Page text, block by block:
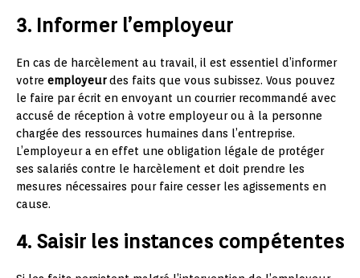
3. Informer l’employeur
En cas de harcèlement au travail, il est essentiel d’informer
votre employeurdes faits que vous subissez. Vous pouvez
le faire par écrit en envoyant un courrier recommandé avec
accusé de réception à votre employeur ou à la personne
chargée des ressources humaines dans l’entreprise.
L’employeur a en effet une obligation légale de protéger
ses salariés contre le harcèlement et doit prendre les
mesures nécessaires pour faire cesser les agissements en
cause.
4. Saisir les instances compétentes